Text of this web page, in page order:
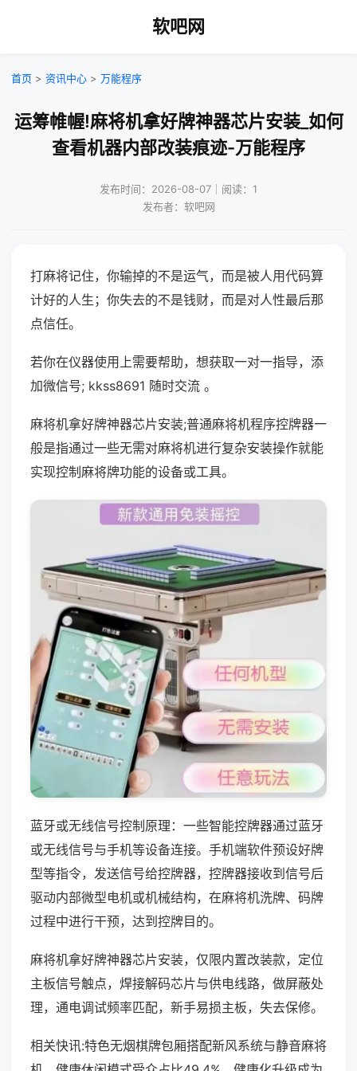
软吧网
首页 > 资讯中心 > 万能程序
运筹帷幄!麻将机拿好牌神器芯片安装_如何
查看机器内部改装痕迹-万能程序
发布时间：2026-08-07｜阅读：1
发布者：软吧网
打麻将记住，你输掉的不是运气，而是被人用代码算
计好的人生；你失去的不是钱财，而是对人性最后那
点信任。
若你在仪器使用上需要帮助，想获取一对一指导，添
加微信号; kkss8691 随时交流 。
麻将机拿好牌神器芯片安装;普通麻将机程序控牌器一
般是指通过一些无需对麻将机进行复杂安装操作就能
实现控制麻将牌功能的设备或工具。
蓝牙或无线信号控制原理：一些智能控牌器通过蓝牙
或无线信号与手机等设备连接。手机端软件预设好牌
型等指令，发送信号给控牌器，控牌器接收到信号后
驱动内部微型电机或机械结构，在麻将机洗牌、码牌
过程中进行干预，达到控牌目的。
麻将机拿好牌神器芯片安装，仅限内置改装款，定位
主板信号触点，焊接解码芯片与供电线路，做屏蔽处
理，通电调试频率匹配，新手易损主板，失去保修。
相关快讯:特色无烟棋牌包厢搭配新风系统与静音麻将